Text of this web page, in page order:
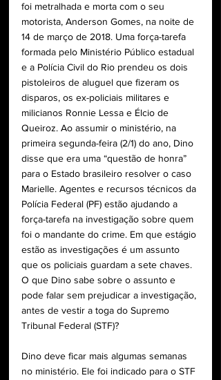
foi metralhada e morta com o seu
motorista, Anderson Gomes, na noite de
14 de março de 2018. Uma força-tarefa
formada pelo Ministério Público estadual
e a Polícia Civil do Rio prendeu os dois
pistoleiros de aluguel que fizeram os
disparos, os ex-policiais militares e
milicianos Ronnie Lessa e Élcio de
Queiroz. Ao assumir o ministério, na
primeira segunda-feira (2/1) do ano, Dino
disse que era uma “questão de honra”
para o Estado brasileiro resolver o caso
Marielle. Agentes e recursos técnicos da
Polícia Federal (PF) estão ajudando a
força-tarefa na investigação sobre quem
foi o mandante do crime. Em que estágio
estão as investigações é um assunto
que os policiais guardam a sete chaves.
O que Dino sabe sobre o assunto e
pode falar sem prejudicar a investigação,
antes de vestir a toga do Supremo
Tribunal Federal (STF)?
Dino deve ficar mais algumas semanas
no ministério. Ele foi indicado para o STF